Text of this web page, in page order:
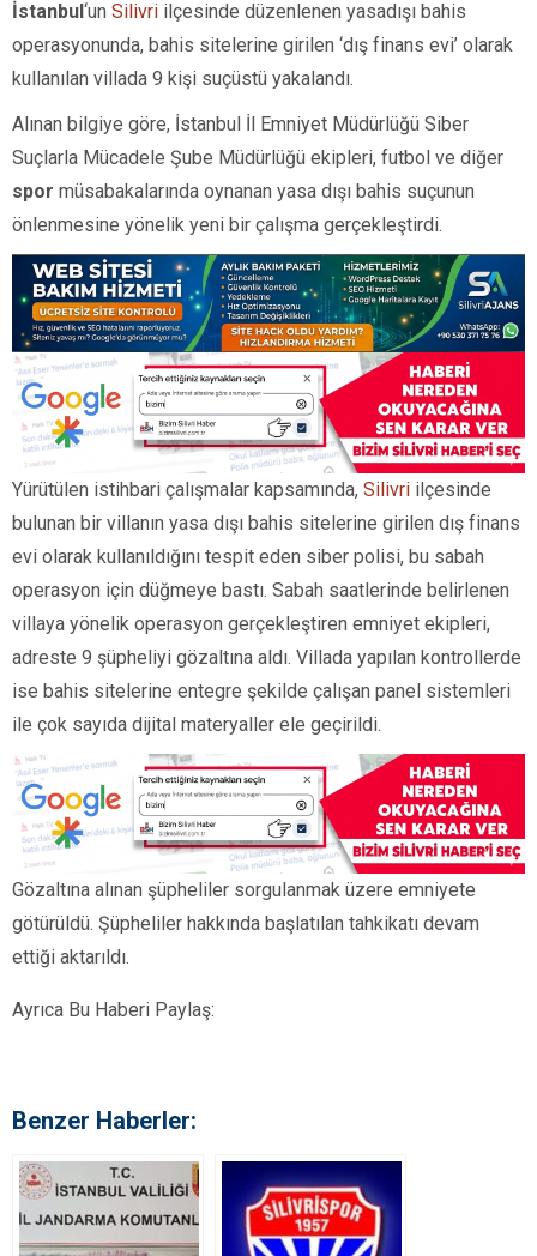
İstanbul ‘un Silivri ilçesinde düzenlenen yasadışı bahis
operasyonunda, bahis sitelerine girilen ‘dış finans evi’ olarak
kullanılan villada 9 kişi suçüstü yakalandı.
Alınan bilgiye göre, İstanbul İl Emniyet Müdürlüğü Siber
Suçlarla Mücadele Şube Müdürlüğü ekipleri, futbol ve diğer
spor müsabakalarında oynanan yasa dışı bahis suçunun
önlenmesine yönelik yeni bir çalışma gerçekleştirdi.
Yürütülen istihbari çalışmalar kapsamında, Silivri ilçesinde
bulunan bir villanın yasa dışı bahis sitelerine girilen dış finans
evi olarak kullanıldığını tespit eden siber polisi, bu sabah
operasyon için düğmeye bastı. Sabah saatlerinde belirlenen
villaya yönelik operasyon gerçekleştiren emniyet ekipleri,
adreste 9 şüpheliyi gözaltına aldı. Villada yapılan kontrollerde
ise bahis sitelerine entegre şekilde çalışan panel sistemleri
ile çok sayıda dijital materyaller ele geçirildi.
Gözaltına alınan şüpheliler sorgulanmak üzere emniyete
götürüldü. Şüpheliler hakkında başlatılan tahkikatı devam
ettiği aktarıldı.
Ayrıca Bu Haberi Paylaş:
Benzer Haberler: